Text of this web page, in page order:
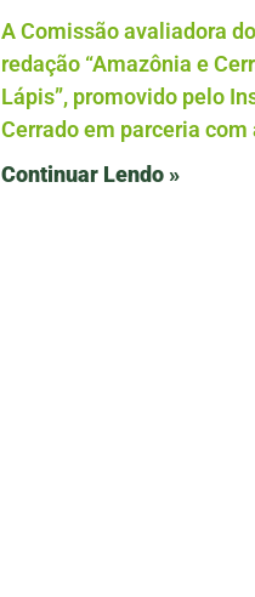
A Comissão avaliadora
redação “Amazônia e
Lápis”, promovido pelo
Cerrado em parceria
Continuar Lendo »